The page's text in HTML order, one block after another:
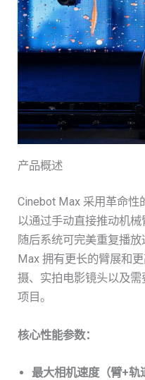
产品概述
Cinebot Max 采用革命
以通过手动直接推动机械
随后系统可完美重复播放
Max 拥有更长的臂展和
摄、实拍电影镜头以及
项目。
核心性能参数：
最大相机速度（臂+轨